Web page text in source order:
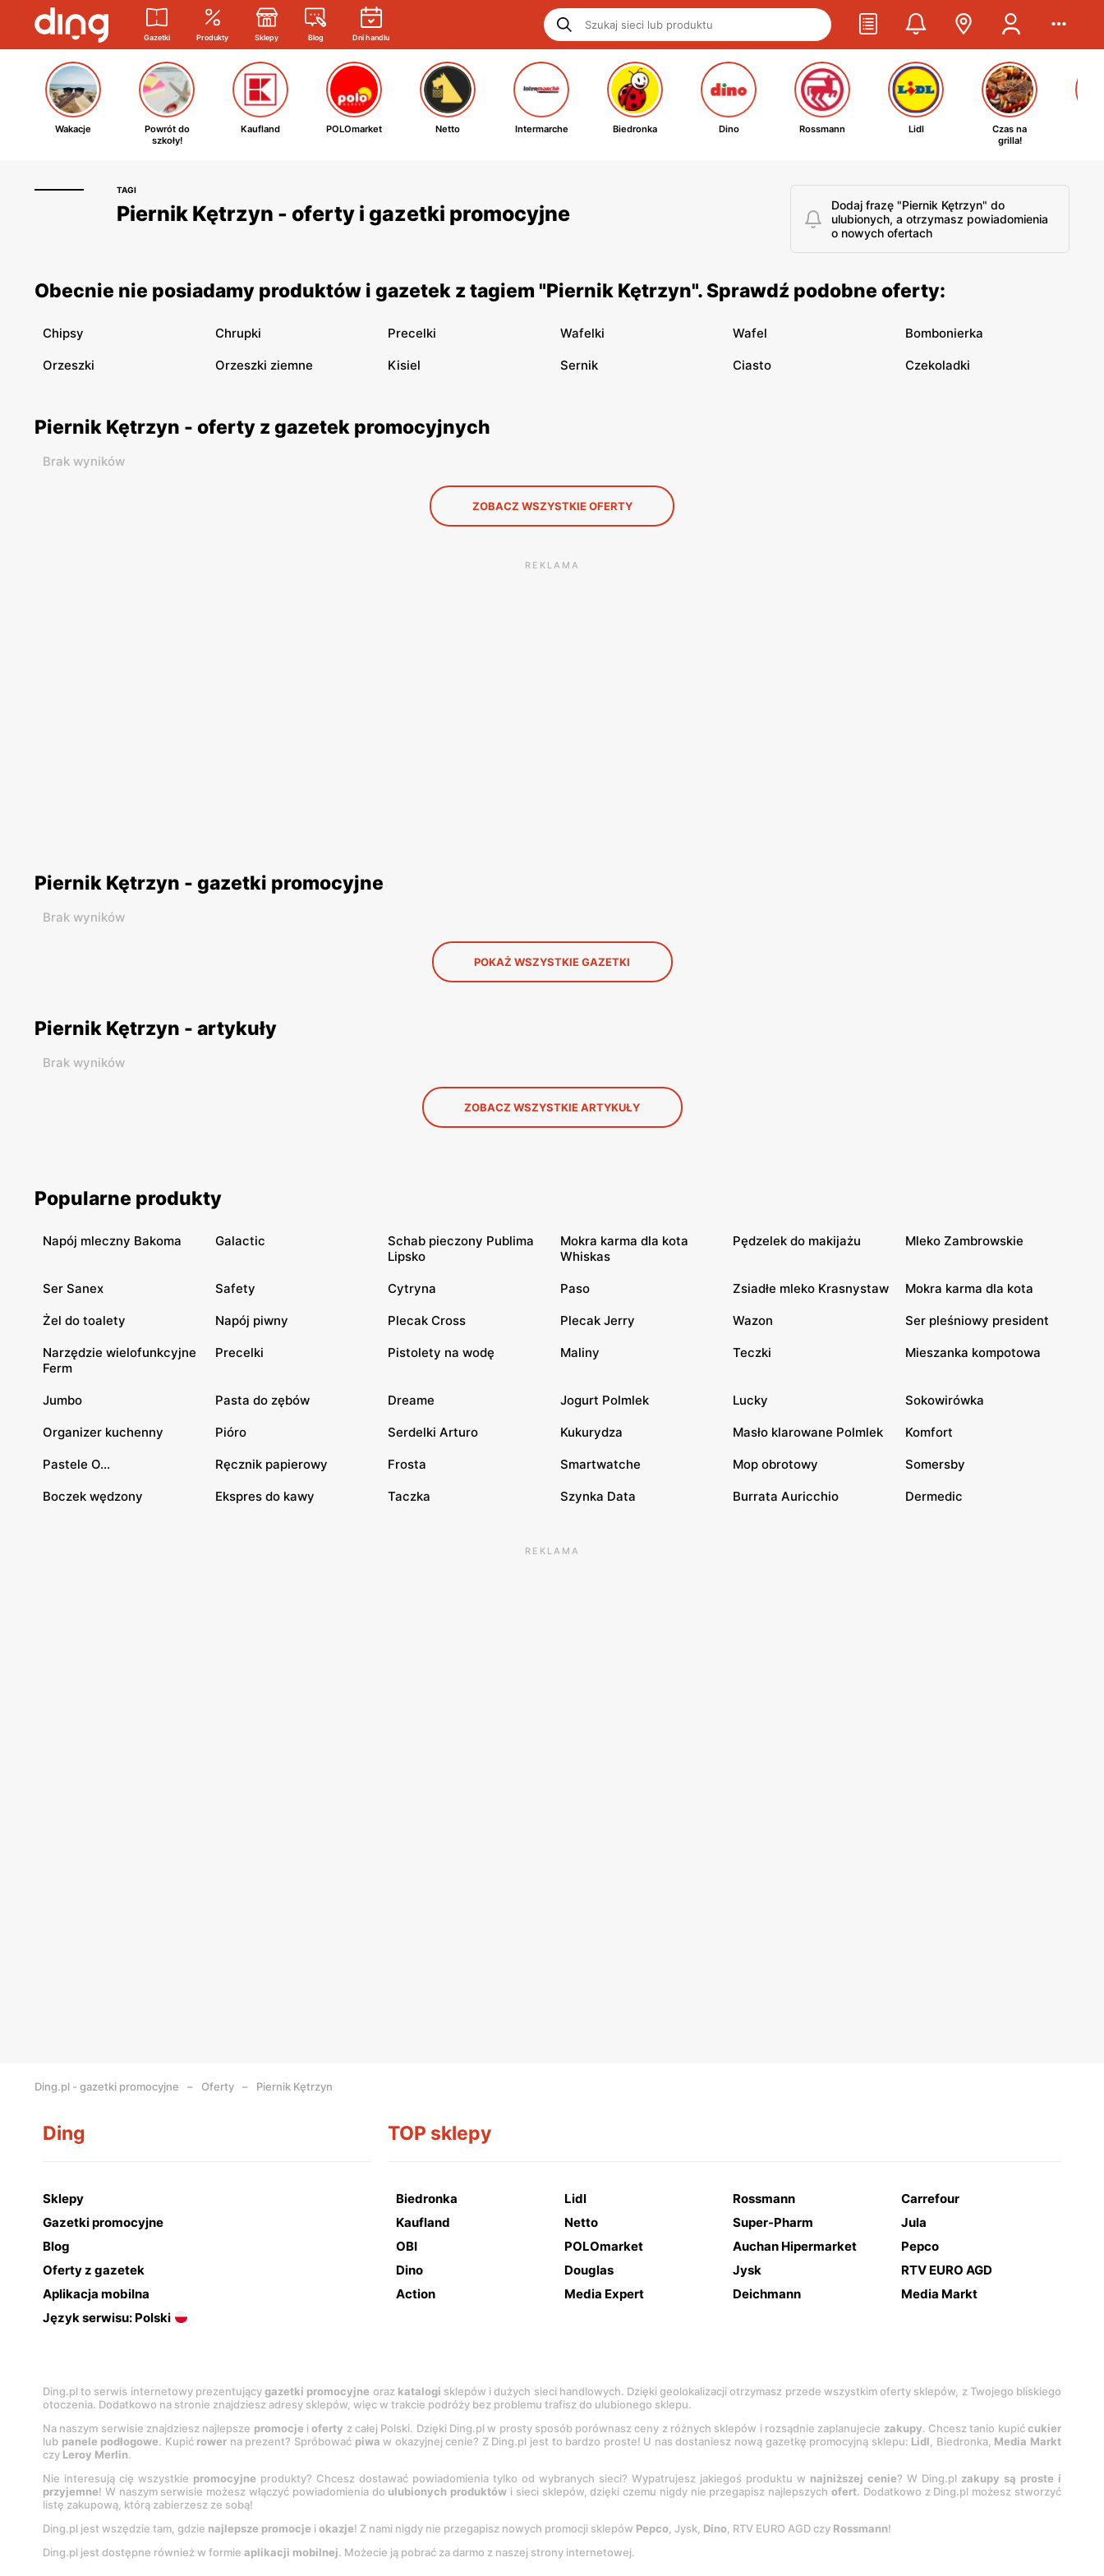
Gazetki Produkty Sklepy Blog Dni handlu
Wakacje
Powrót do
szkoły!
Kaufland POLOmarket Netto Intermarche Biedronka Dino Rossmann Lidl
Czas na
grilla!
TAGI
Piernik Kętrzyn - oferty i gazetki promocyjne
Dodaj frazę "Piernik Kętrzyn" do
ulubionych, a otrzymasz powiadomienia
o nowych ofertach
Obecnie nie posiadamy produktów i gazetek z tagiem "Piernik Kętrzyn". Sprawdź podobne oferty:
Chipsy Chrupki Precelki Wafelki Wafel Bombonierka
Orzeszki Orzeszki ziemne Kisiel Sernik Ciasto Czekoladki
Piernik Kętrzyn - oferty z gazetek promocyjnych
Brak wyników
ZOBACZ WSZYSTKIE OFERTY
REKLAMA
Piernik Kętrzyn - gazetki promocyjne
Brak wyników
POKAŻ WSZYSTKIE GAZETKI
Piernik Kętrzyn - artykuły
Brak wyników
ZOBACZ WSZYSTKIE ARTYKUŁY
Popularne produkty
Napój mleczny Bakoma Galactic
Schab pieczony Publima
Lipsko
Mokra karma dla kota
Whiskas
Pędzelek do makijażu Mleko Zambrowskie
Ser Sanex Safety Cytryna Paso Zsiadłe mleko Krasnystaw Mokra karma dla kota
Żel do toalety Napój piwny Plecak Cross Plecak Jerry Wazon Ser pleśniowy president
Narzędzie wielofunkcyjne
Ferm
Precelki Pistolety na wodę Maliny Teczki Mieszanka kompotowa
Jumbo Pasta do zębów Dreame Jogurt Polmlek Lucky Sokowirówka
Organizer kuchenny Pióro Serdelki Arturo Kukurydza Masło klarowane Polmlek Komfort
Pastele O... Ręcznik papierowy Frosta Smartwatche Mop obrotowy Somersby
Boczek wędzony Ekspres do kawy Taczka Szynka Data Burrata Auricchio Dermedic
REKLAMA
Ding.pl - gazetki promocyjne Oferty Piernik Kętrzyn
Ding
Sklepy
Gazetki promocyjne
Blog
Oferty z gazetek
Aplikacja mobilna
Język serwisu: Polski
TOP sklepy
Biedronka Lidl Rossmann
Carrefour
Kaufland
Netto Super-Pharm
Jula
OBI
POLOmarket Auchan Hipermarket
Pepco
Dino
Douglas Jysk
RTV EURO AGD
Action
Media Expert Deichmann Media Markt
Ding.pl to serwis internetowy prezentującygazetki promocyjne oraz katalogi sklepów i dużych sieci handlowych. Dzięki geolokalizacji otrzymasz przede wszystkim oferty sklepów, z Twojego bliskiego
otoczenia. Dodatkowo na stronie znajdziesz adresy sklepów, więc w trakcie podróży bez problemu trafisz do ulubionego sklepu.
Na naszym serwisie znajdziesz najlepsze promocje ioferty z całej Polski. Dzięki Ding.pl w prosty sposób porównasz ceny z różnych sklepów i rozsądnie zaplanujecie zakupy. Chcesz tanio kupićcukier
lub panele podłogowe. Kupić rower na prezent? Spróbować piwa w okazyjnej cenie? Z Ding.pl jest to bardzo proste! U nas dostaniesz nową gazetkę promocyjną sklepu: Lidl, Biedronka, Media Markt
czy Leroy Merlin.
Nie interesują cię wszystkie promocyjne produkty? Chcesz dostawać powiadomienia tylko od wybranych sieci? Wypatrujesz jakiegoś produktu w najniższej cenie? W Ding.pl zakupy są proste i
przyjemne! W naszym serwisie możesz włączyć powiadomienia do ulubionych produktów i sieci sklepów, dzięki czemu nigdy nie przegapisz najlepszychofert. Dodatkowo z Ding.pl możesz stworzyć
listę zakupową, którą zabierzesz ze sobą!
Ding.pl jest wszędzie tam, gdzie najlepsze promocje i okazje! Z nami nigdy nie przegapisz nowych promocji sklepów Pepco, Jysk, Dino, RTV EURO AGD czy Rossmann!
Ding.pl jest dostępne również w formie aplikacji mobilnej. Możecie ją pobrać za darmo z naszej strony internetowej.